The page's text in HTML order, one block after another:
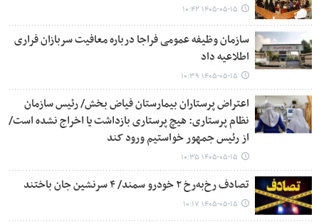
۱۴۰۵-۰۵-۱۵ ۱۰:۴۲
سازمان وظیفه عمومی فراجا درباره معافیت سربازان فراری
اطلاعیه داد
۱۴۰۵-۰۵-۱۵ ۱۰:۳۹
اعتراض پرستاران بیمارستان فیاض بخش/ رئیس سازمان
نظام پرستاری: هیچ پرستاری بازداشت یا اخراج نشده است/
از رئیس جمهور خواستیم ورود کند
۱۴۰۵-۰۵-۱۵ ۱۰:۳۵
تصادف رخ‌به‌رخ ۲ خودرو سمند/ ۴ سرنشین جان باختند
۱۴۰۵-۰۵-۱۵ ۱۰:۱۷